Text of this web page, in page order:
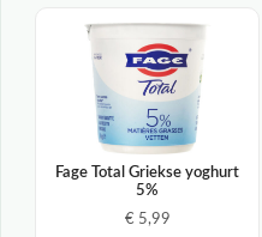
Fage Total Griekse yoghurt
5%
€ 5,99